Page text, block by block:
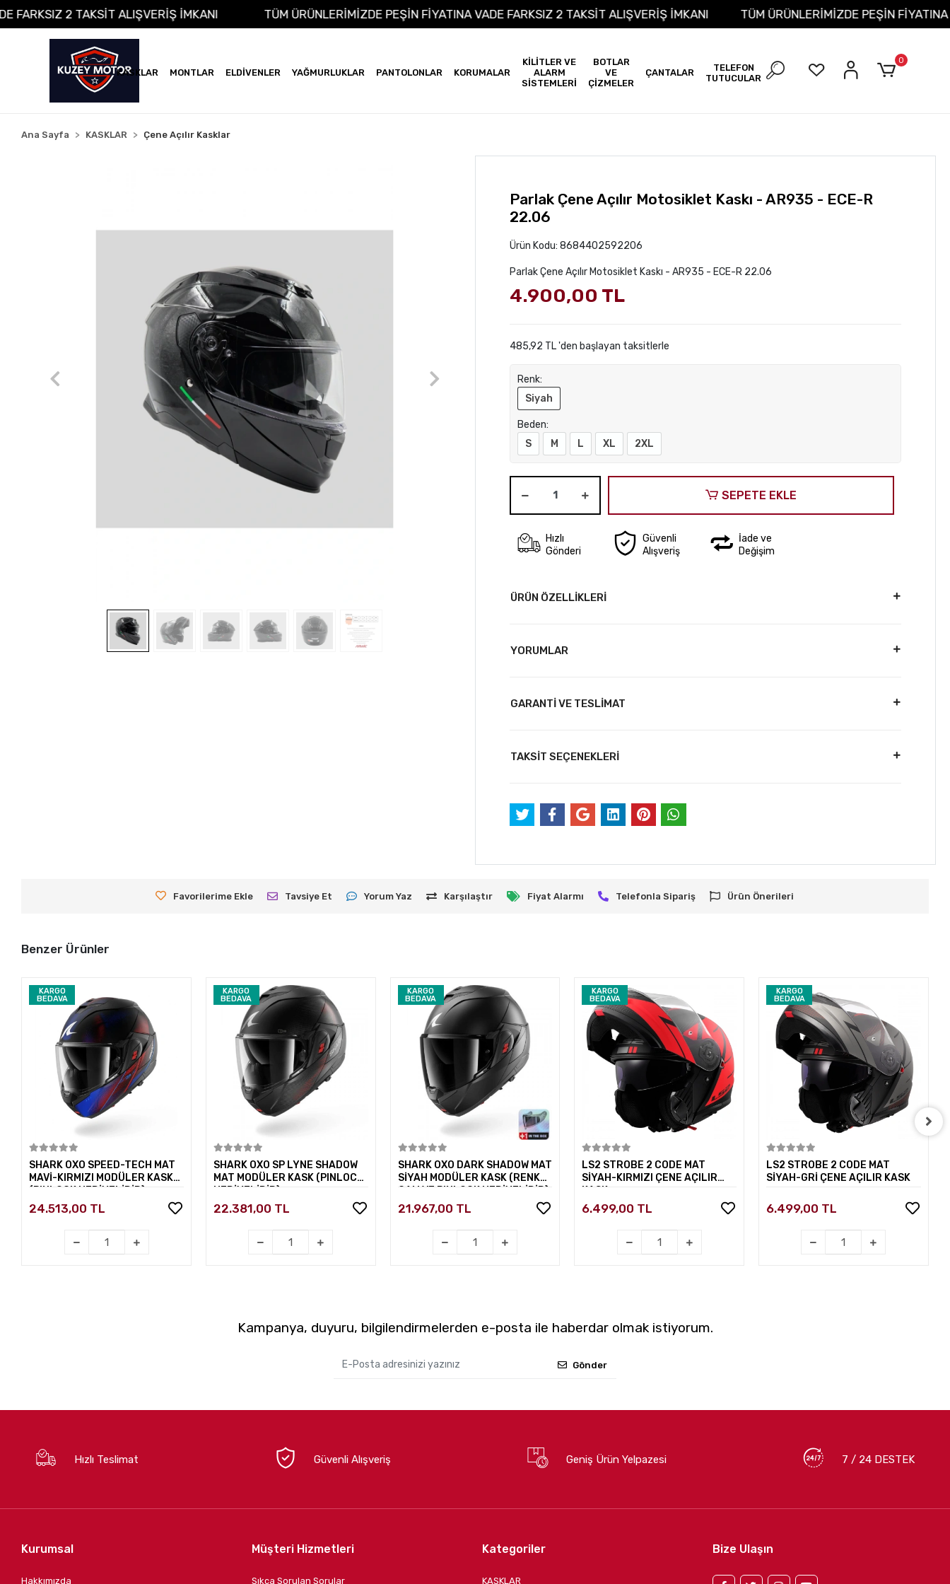
VADE FARKSIZ 2 TAKSİT ALIŞVERİŞ İMKANI TÜM ÜRÜNLERİMİZDE PEŞİN FİYATINA VADE FARKSIZ 2 TAKSİT ALIŞVERİŞ İMKANI TÜM ÜRÜNLERİMİZDE PEŞİN
KASKLAR MONTLAR ELDİVENLER YAĞMURLUKLAR PANTOLONLAR KORUMALAR
KİLİTLER VE
ALARM
SİSTEMLERİ
BOTLAR
VE
ÇİZMELER
ÇANTALAR
TELEFON
TUTUCULAR
0
Ana Sayfa KASKLAR Çene Açılır Kasklar
Parlak Çene Açılır Motosiklet Kaskı - AR935 - ECE-R
22.06
Ürün Kodu: 8684402592206
Parlak Çene Açılır Motosiklet Kaskı - AR935 - ECE-R 22.06
4.900,00 TL
485,92 TL 'den başlayan taksitlerle
Renk:
Siyah
Beden:
S
M L XL 2XL
SEPETE EKLE
Hızlı
Gönderi
Güvenli
Alışveriş
İade ve
Değişim
ÜRÜN ÖZELLİKLERİ
YORUMLAR
GARANTİ VE TESLİMAT
TAKSİT SEÇENEKLERİ
Favorilerime Ekle Tavsiye Et Yorum Yaz Karşılaştır Fiyat Alarmı Telefonla Sipariş Ürün Önerileri
Benzer Ürünler
KARGO
BEDAVA
SHARK OXO SPEED-TECH MAT
MAVİ-KIRMIZI MODÜLER KASK
(PINLOCK HEDİYELİDİR)
24.513,00 TL
KARGO
BEDAVA
SHARK OXO SP LYNE SHADOW
MAT MODÜLER KASK (PINLOCK
HEDİYELİDİR)
22.381,00 TL
KARGO
BEDAVA
SHARK OXO DARK SHADOW MAT
SİYAH MODÜLER KASK (RENKLİ
CAM VE PINLOCK HEDİYELİDİR)
21.967,00 TL
KARGO
BEDAVA
LS2 STROBE 2 CODE MAT
SİYAH-KIRMIZI ÇENE AÇILIR
KASK
6.499,00 TL
KARGO
BEDAVA
LS2 STROBE 2 CODE MAT
SİYAH-GRİ ÇENE AÇILIR KASK
6.499,00 TL
Kampanya, duyuru, bilgilendirmelerden e-posta ile haberdar olmak istiyorum.
Gönder
Hızlı Teslimat Güvenli Alışveriş Geniş Ürün Yelpazesi 7 / 24 DESTEK
Kurumsal
Hakkımızda
Müşteri Hizmetleri
Sıkça Sorulan Sorular
Kategoriler
KASKLAR
Bize Ulaşın